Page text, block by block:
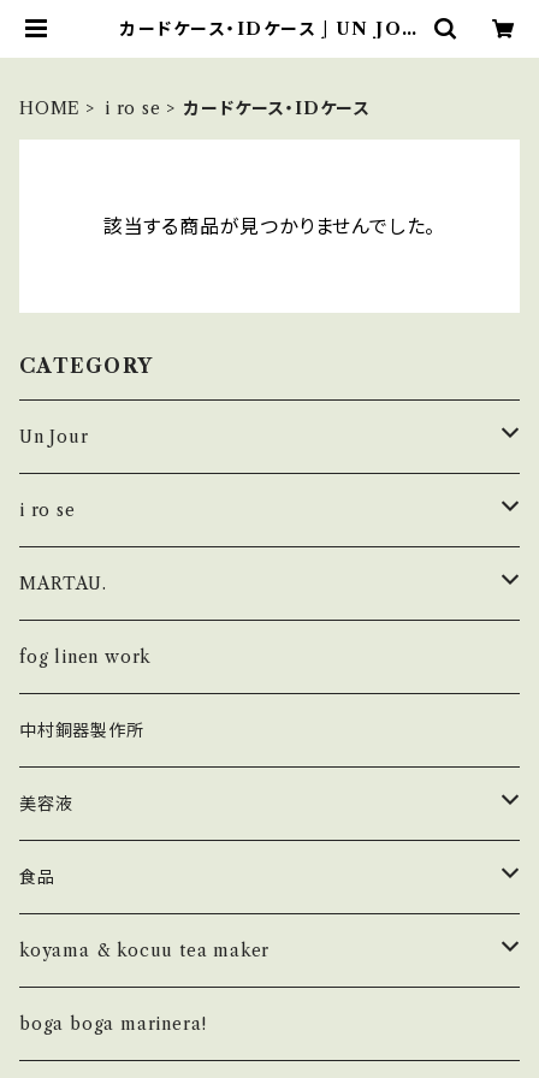
カードケース・IDケース | UN JOU
HOME i ro se カードケース・IDケース
該当する商品が見つかりませんでした。
CATEGORY
Un Jour
シューズ
i ro se × Un Jour
fog linen work × Un Jour
KHISONOIO？ × Un Jour
トップス
カットソー
フレグランス
LETTER PRESSED
NOTEBOOK
ボトム
i ro se
財布
FOLD
POP UP
キーホルダー
FOLD
AUROLA
カードケース・IDケース
SEAMLESS
バッグ
MARTAU.
Shell Bag
Box Bag
Study Bag
Others
fog linen work
中村銅器製作所
美容液
ラ セーブ ド ジュール
食品
MountZero olives
バーチ
koyama & kocuu tea maker
basic
boga boga marinera!